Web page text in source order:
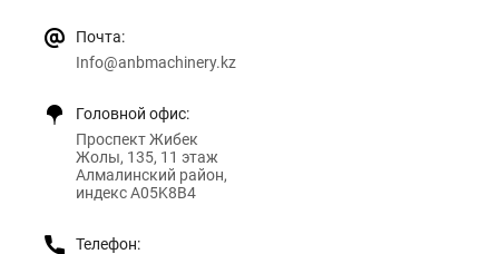
Почта:
Info@anbmachinery.kz
Головной офис:
Проспект Жибек
Жолы, 135, 11 этаж
Алмалинский район,
индекс A05K8B4
Телефон: